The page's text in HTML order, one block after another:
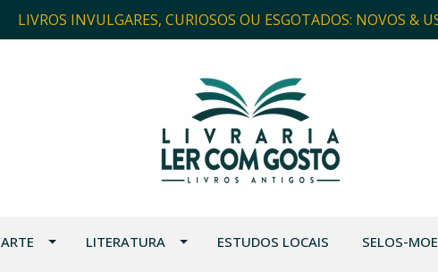
LIVROS INVULGARES, CURIOSOS OU ESGOTADOS: NOVOS &
ARTE LITERATURA ESTUDOS LOCAIS SELOS-